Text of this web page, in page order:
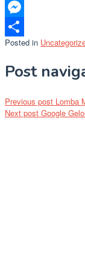
LinkedIn
Messenger
Share
Posted in
Post
Previous post Lomba
Next post Google